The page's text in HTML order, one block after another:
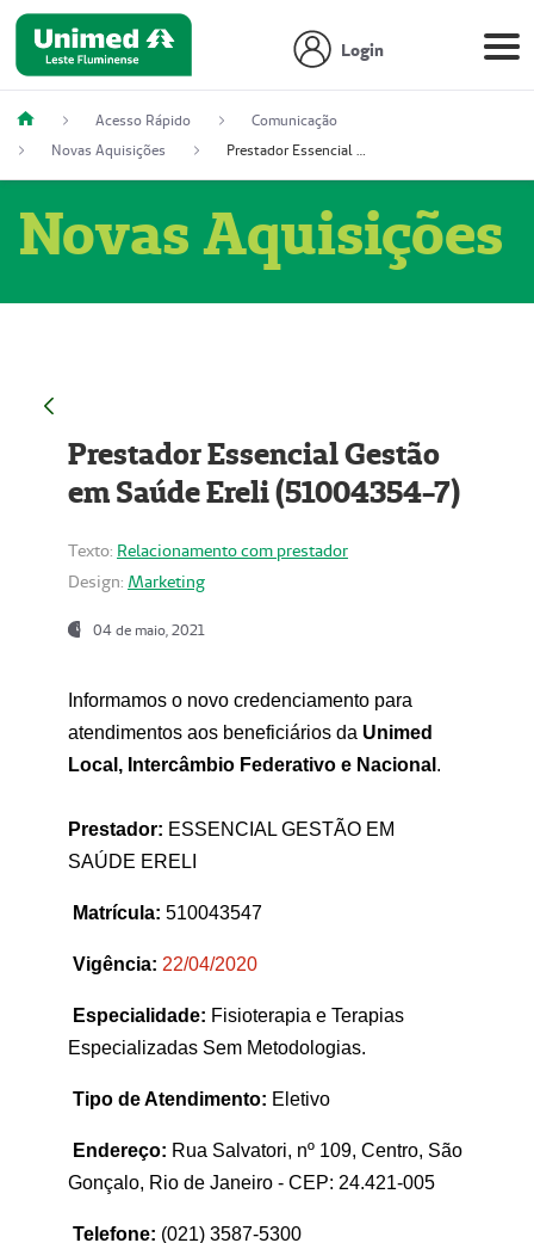
Login
Acesso Rápido
Comunicação
Novas Aquisições
Prestador Essencial Gestão em Saúde Ereli (51004354-7)
Novas Aquisições
Prestador Essencial Gestão
em Saúde Ereli (51004354-7)
Texto: Relacionamento com prestador
Design: Marketing
04 de maio, 2021
Informamos o novo credenciamento para
atendimentos aos beneficiários da Unimed
Local, Intercâmbio Federativo e Nacional .
Prestador: ESSENCIAL GESTÃO EM
SAÚDE ERELI
Matrícula: 510043547
Vigência: 22/04/2020
Especialidade: Fisioterapia e Terapias
Especializadas Sem Metodologias.
Tipo de Atendimento: Eletivo
Endereço: Rua Salvatori, nº 109, Centro, São
Gonçalo, Rio de Janeiro - CEP: 24.421-005
Telefone: (021) 3587-5300